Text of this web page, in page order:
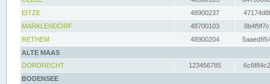
EITZE
48900237
MARKLENDORF
48700103
RETHEM
48900204
ALTE MAAS
DORDRECHT
123456785
BODENSEE